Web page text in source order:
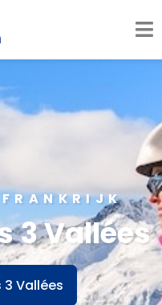
3 Vallées
3 Vallées